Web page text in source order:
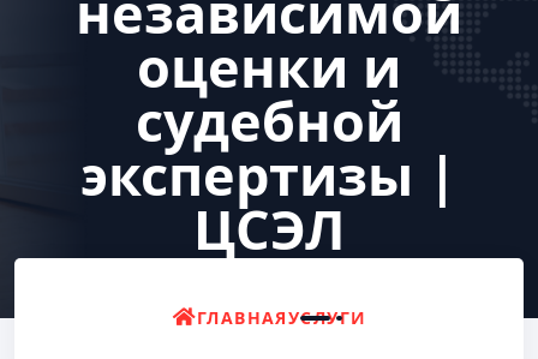
оценки и
судебной
экспертизы |
ЦСЭЛ
ГЛАВНАЯУСЛУГИ